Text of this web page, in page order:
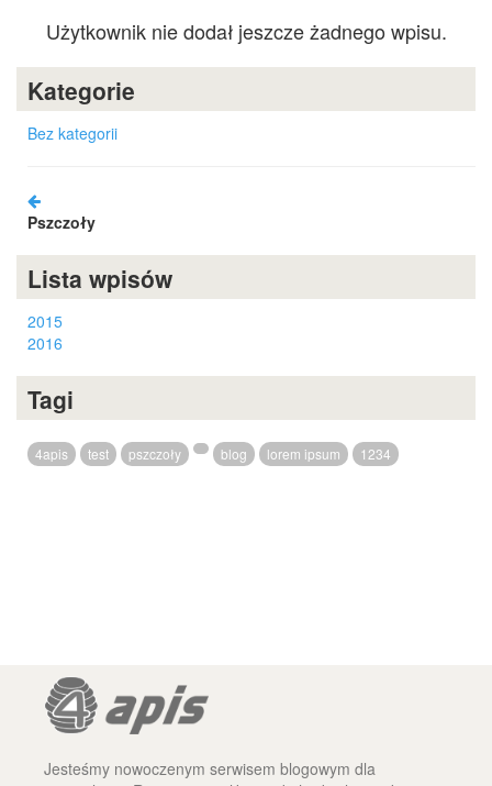
Użytkownik nie dodał jeszcze żadnego wpisu.
Kategorie
Bez kategorii
Pszczoły
Lista wpisów
2015
2016
Tagi
4apis test pszczoły blog lorem ipsum 1234
Jesteśmy nowoczenym serwisem blogowym dla